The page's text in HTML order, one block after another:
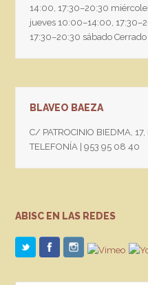
14:00, 17:30–20:30
jueves 10:00–14:00,
17:30–20:30 sábado
BLAVEO BAEZA
C/ PATROCINIO BIEDMA,
TELEFONÍA | 953 95 08 40
ABISC EN LAS REDES